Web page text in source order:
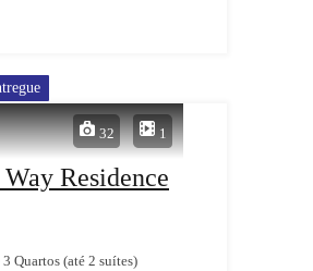
32 1
Residence
3 Quartos (até 2 suítes)